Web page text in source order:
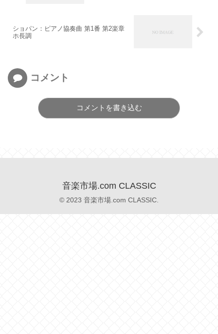
ショパン：ピアノ協奏曲 第1番 第2楽章
ホ長調
コメント
コメントを書き込む
音楽市場.com CLASSIC
© 2023 音楽市場.com CLASSIC.